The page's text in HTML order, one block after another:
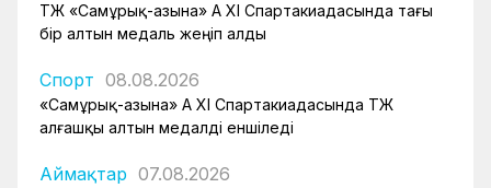
ҚТЖ «Самұрық-Қазына» АҚ XI Спартакиадасында тағы
бір алтын медаль жеңіп алды
Спорт 08.08.2026
«Самұрық-Қазына» АҚ XI Спартакиадасында ҚТЖ
алғашқы алтын медалді еншіледі
Аймақтар 07.08.2026